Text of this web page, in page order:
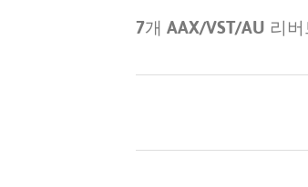
7개 AAX/VST/AU 리